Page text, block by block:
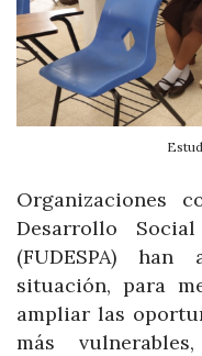
Organizaciones
Desarrollo
(FUDESPA)
situación, para
ampliar las
más